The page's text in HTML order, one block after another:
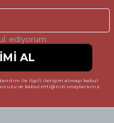
ediyorum
AL
ile ilgili iletişim almayı kabul
ve kabul ettiğinizi onaylarsınız.